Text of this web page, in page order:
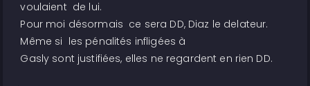
voulaient de lui.
Pour moi désormais ce sera DD, Diaz le delateur.
Même si les pénalités infligées à
Gasly sont justifiées, elles ne regardent en rien DD.